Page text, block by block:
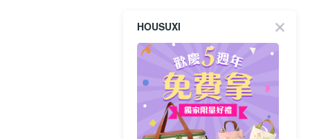
HOUSUXI